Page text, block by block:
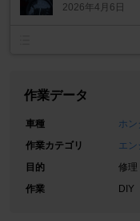
2026年4月6日
作業データ
車種
ホ
作業カテゴリ
エン
目的
修理
作業
DIY